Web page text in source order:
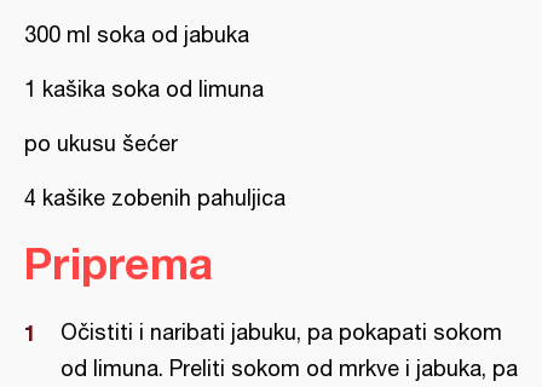
300 ml soka od jabuka
1 kašika soka od limuna
po ukusu šećer
4 kašike zobenih pahuljica
Priprema
Očistiti i naribati jabuku, pa pokapati sokom
od limuna. Preliti sokom od mrkve i jabuka, pa